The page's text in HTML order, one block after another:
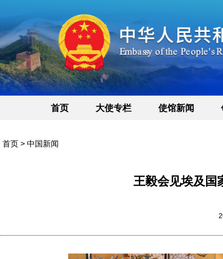
首页 大使专栏 使馆新闻
首页 > 中国新闻
王毅会见埃及国